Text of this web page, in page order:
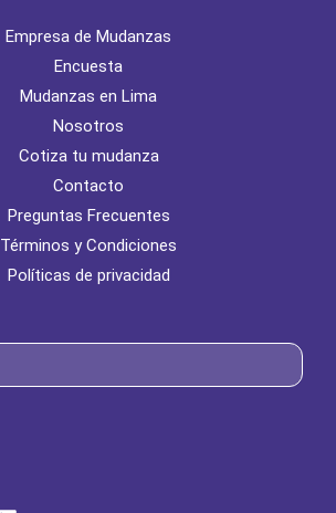
Empresa de Mudanzas
Encuesta
Mudanzas en Lima
Nosotros
Cotiza tu mudanza
Contacto
Preguntas Frecuentes
Términos y Condiciones
Políticas de privacidad